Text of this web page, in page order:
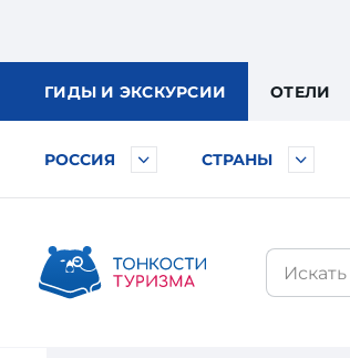
ГИДЫ И ЭКСКУРСИИ ОТЕЛИ
РОССИЯ СТРАНЫ